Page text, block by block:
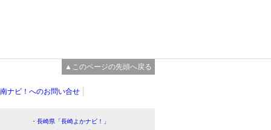
▲このページの先頭へ戻る
ナビ！へのお問い合せ
・長崎県「長崎よかナビ！」